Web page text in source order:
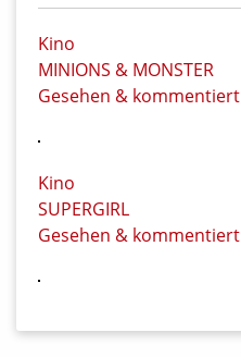
Kino
MINIONS & MONSTER
Gesehen & kommentiert
Kino
SUPERGIRL
Gesehen & kommentiert